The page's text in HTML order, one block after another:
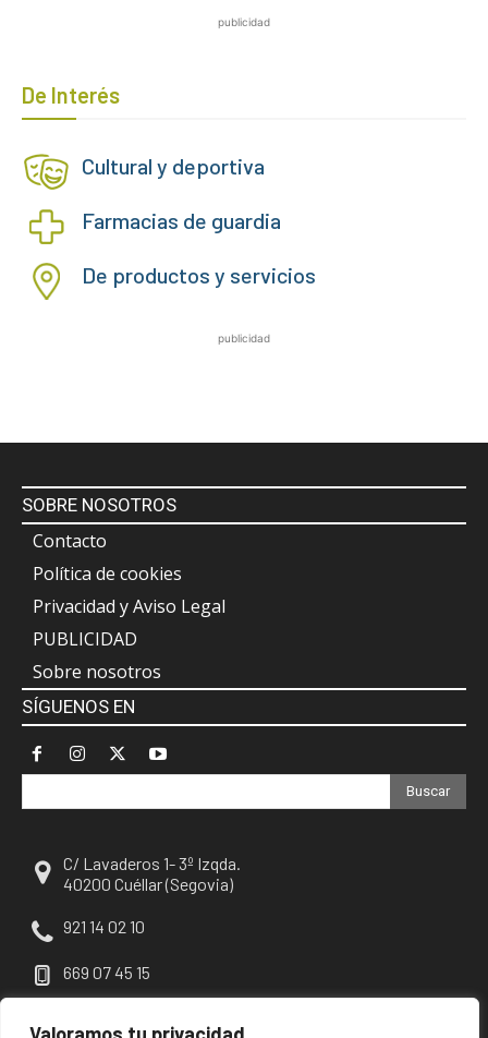
publicidad
De Interés
Cultural y deportiva
Farmacias de guardia
De productos y servicios
publicidad
SOBRE NOSOTROS
Contacto
Política de cookies
Privacidad y Aviso Legal
PUBLICIDAD
Sobre nosotros
SÍGUENOS EN
Buscar
C/ Lavaderos 1- 3º Izqda.
40200 Cuéllar (Segovia)
921 14 02 10
669 07 45 15